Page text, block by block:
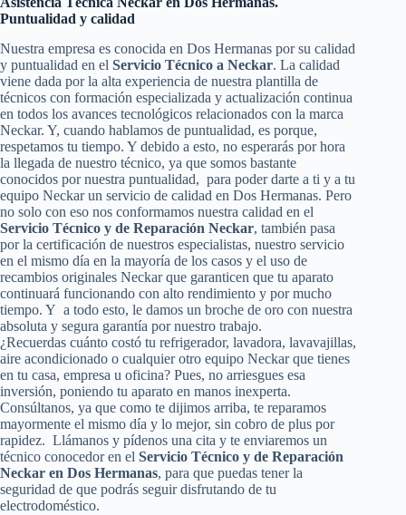
Puntualidad y calidad
Nuestra empresa es conocida en Dos Hermanas por su calidad
y puntualidad en el Servicio Técnico a Neckar. La calidad
viene dada por la alta experiencia de nuestra plantilla de
técnicos con formación especializada y actualización continua
en todos los avances tecnológicos relacionados con la marca
Neckar. Y, cuando hablamos de puntualidad, es porque,
respetamos tu tiempo. Y debido a esto, no esperarás por hora
la llegada de nuestro técnico, ya que somos bastante
conocidos por nuestra puntualidad, para poder darte a ti y a tu
equipo Neckar un servicio de calidad en Dos Hermanas. Pero
no solo con eso nos conformamos nuestra calidad en el
Servicio Técnico y de Reparación Neckar, también pasa
por la certificación de nuestros especialistas, nuestro servicio
en el mismo día en la mayoría de los casos y el uso de
recambios originales Neckar que garanticen que tu aparato
continuará funcionando con alto rendimiento y por mucho
tiempo. Y a todo esto, le damos un broche de oro con nuestra
absoluta y segura garantía por nuestro trabajo.
¿Recuerdas cuánto costó tu refrigerador, lavadora, lavavajillas,
aire acondicionado o cualquier otro equipo Neckar que tienes
en tu casa, empresa u oficina? Pues, no arriesgues esa
inversión, poniendo tu aparato en manos inexperta.
Consúltanos, ya que como te dijimos arriba, te reparamos
mayormente el mismo día y lo mejor, sin cobro de plus por
rapidez. Llámanos y pídenos una cita y te enviaremos un
técnico conocedor en el Servicio Técnico y de Reparación
Neckar en Dos Hermanas, para que puedas tener la
seguridad de que podrás seguir disfrutando de tu
electrodoméstico.